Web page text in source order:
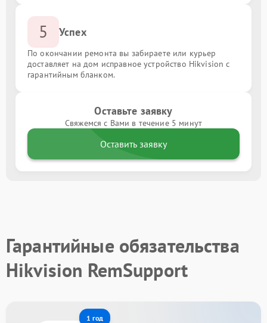
5 Успех
По окончании ремонта вы забираете или курьер
доставляет на дом исправное устройство Hikvision с
гарантийным бланком.
Оставьте заявку
Свяжемся с Вами в течение 5 минут
Оставить заявку
Гарантийные обязательства
Hikvision RemSupport
1 год